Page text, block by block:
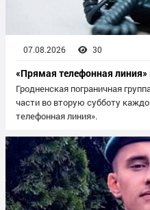
07.08.2026 30
«Прямая телефонная линия»
Гродненская пограничная
части во вторую субботу
телефонная линия».